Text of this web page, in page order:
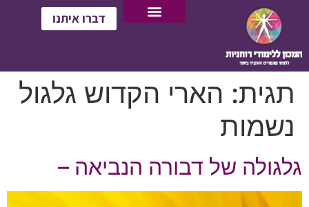
דברו איתנו
תגית: הארי הקדוש גלגול
נשמות
גלגולה של דבורה הנביאה –